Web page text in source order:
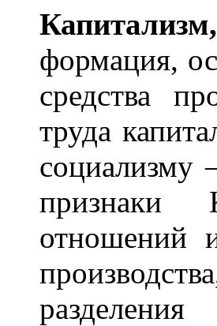
Капитализм,
формация,
средства
труда
социализму
признаки
отношений